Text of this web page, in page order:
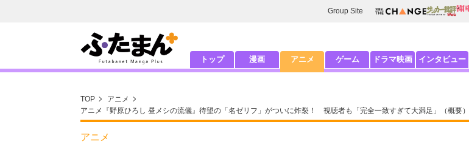
Group Site
トップ 漫画 アニメ ゲーム ドラマ映画 インタビュー
TOP
アニメ
アニメ『野原ひろし 昼メシの流儀』待望の「名ゼリフ」がついに炸裂！ 視聴者も「完全一致すぎて大満足」（概要）
アニメ